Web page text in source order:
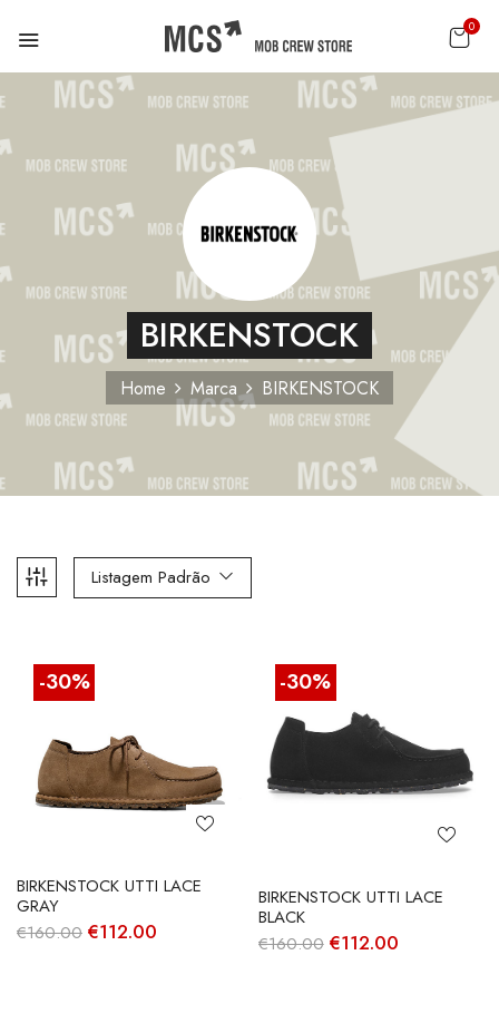
0
BIRKENSTOCK
Home Marca BIRKENSTOCK
Listagem Padrão
-30%
BIRKENSTOCK UTTI LACE
GRAY
€160.00 O
€112.00
-30%
BIRKENSTOCK UTTI LACE
BLACK
€160.00 O
€112.00O